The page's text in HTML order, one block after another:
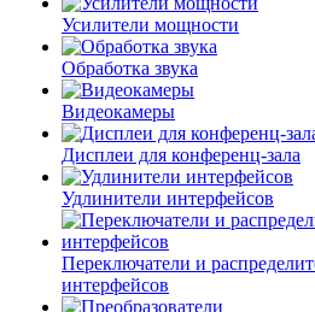
Усилители мощности
Обработка звука
Видеокамеры
Дисплеи для конференц-зала
Удлинители интерфейсов
Переключатели и
интерфейсов